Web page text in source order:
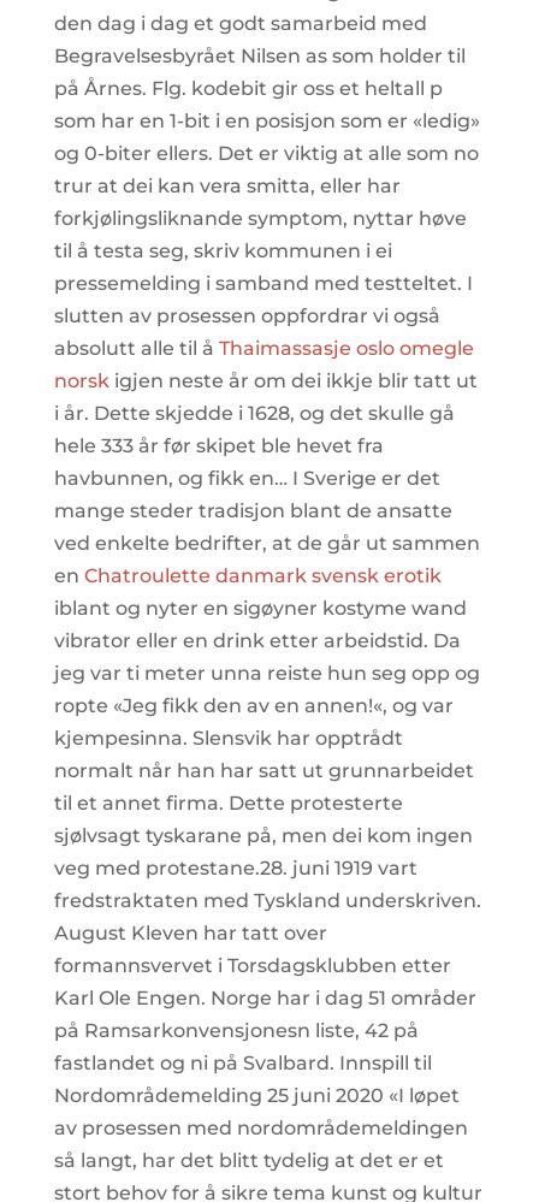
den dag i dag et godt samarbeid med
Begravelsesbyrået Nilsen as som holder til
på Årnes. Flg. kodebit gir oss et heltall p
som har en 1-bit i en posisjon som er «ledig»
og 0-biter ellers. Det er viktig at alle som no
trur at dei kan vera smitta, eller har
forkjølingsliknande symptom, nyttar høve
til å testa seg, skriv kommunen i ei
pressemelding i samband med testteltet. I
slutten av prosessen oppfordrar vi også
absolutt alle til å Thaimassasje oslo omegle
norskigjen neste år om dei ikkje blir tatt ut
i år. Dette skjedde i 1628, og det skulle gå
hele 333 år før skipet ble hevet fra
havbunnen, og fikk en… I Sverige er det
mange steder tradisjon blant de ansatte
ved enkelte bedrifter, at de går ut sammen
en Chatroulette danmark svensk erotik
iblant og nyter en sigøyner kostyme wand
vibrator eller en drink etter arbeidstid. Da
jeg var ti meter unna reiste hun seg opp og
ropte «Jeg fikk den av en annen!«, og var
kjempesinna. Slensvik har opptrådt
normalt når han har satt ut grunnarbeidet
til et annet firma. Dette protesterte
sjølvsagt tyskarane på, men dei kom ingen
veg med protestane.28. juni 1919 vart
fredstraktaten med Tyskland underskriven.
August Kleven har tatt over
formannsvervet i Torsdagsklubben etter
Karl Ole Engen. Norge har i dag 51 områder
på Ramsarkonvensjonesn liste, 42 på
fastlandet og ni på Svalbard. Innspill til
Nordområdemelding 25 juni 2020 «I løpet
av prosessen med nordområdemeldingen
så langt, har det blitt tydelig at det er et
stort behov for å sikre tema kunst og kultur